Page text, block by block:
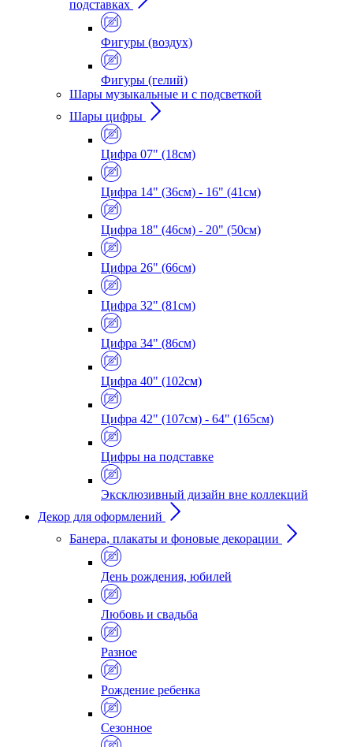
подставках
Фигуры (воздух)
Фигуры (гелий)
Шары музыкальные и с подсветкой
Шары цифры
Цифра 07" (18см)
Цифра 14" (36см) - 16" (41см)
Цифра 18" (46см) - 20" (50см)
Цифра 26" (66см)
Цифра 32" (81см)
Цифра 34" (86см)
Цифра 40" (102см)
Цифра 42" (107см) - 64" (165см)
Цифры на подставке
Эксклюзивный дизайн вне коллекций
Декор для оформлений
Банера, плакаты и фоновые декорации
День рождения, юбилей
Любовь и свадьба
Разное
Рождение ребенка
Сезонное